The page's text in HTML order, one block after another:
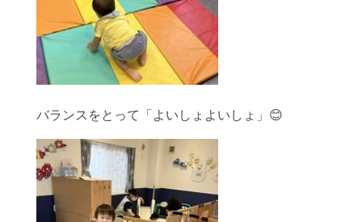
バランスをとって「よいしょよいしょ」😊